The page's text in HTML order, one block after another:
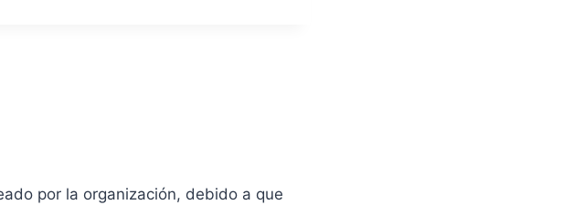
por la organización, debido a que